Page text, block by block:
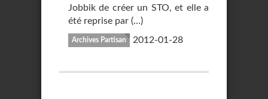
Jobbik de créer un STO, et elle a
été reprise par (…)
Archives Partisan 2012-01-28